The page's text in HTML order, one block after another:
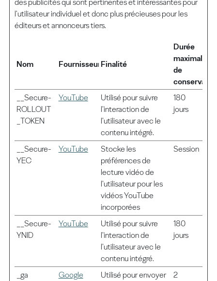
des publicités qui sont pertinentes et intéressantes pour
l'utilisateur individuel et donc plus précieuses pour les
éditeurs et annonceurs tiers.
Nom Fournisseur Finalité
Durée
maximale
de
__Secure-
ROLLOUT
_TOKEN
YouTube
Utilisé pour suivre
l'interaction de
l'utilisateur avec le
contenu intégré.
180
jours
__Secure-
YEC
YouTube
Stocke les
préférences de
lecture vidéo de
l'utilisateur pour les
vidéos YouTube
incorporées
Session
__Secure-
YNID
YouTube
Utilisé pour suivre
l'interaction de
l'utilisateur avec le
contenu intégré.
180
jours
_ga Google
Utilisé pour envoyer
2